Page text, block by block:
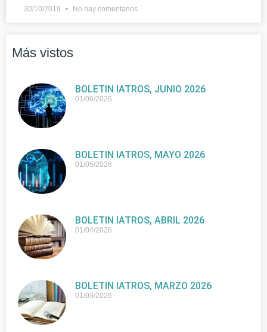
30/10/2019 No hay comentarios
Más vistos
BOLETIN IATROS, JUNIO 2026
01/06/2026
BOLETIN IATROS, MAYO 2026
01/05/2026
BOLETIN IATROS, ABRIL 2026
01/04/2026
BOLETIN IATROS, MARZO 2026
01/03/2026